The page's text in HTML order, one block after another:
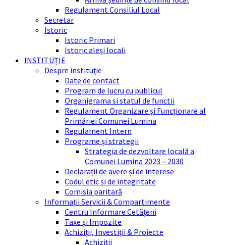
Regulament Consiliul Local
Secretar
Istoric
Istoric Primari
Istoric aleși locali
INSTITUȚIE
Despre instituție
Date de contact
Program de lucru cu publicul
Organigrama si statul de functii
Regulament Organizare și Funcționare al
Primăriei Comunei Lumina
Regulament Intern
Programe și strategii
Strategia de dezvoltare locală a
Comunei Lumina 2023 – 2030
Declarații de avere și de interese
Codul etic și de integritate
Comisia paritară
Informații Servicii & Compartimente
Centru Informare Cetățeni
Taxe și Impozite
Achiziții, Investiții & Proiecte
Achiziții